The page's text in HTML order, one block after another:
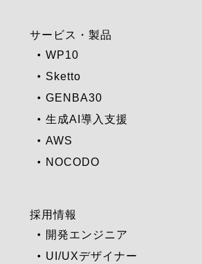
サービス・製品
WP10
Sketto
GENBA30
生成AI導入支援
AWS
NOCODO
採用情報
開発エンジニア
UI/UXデザイナー